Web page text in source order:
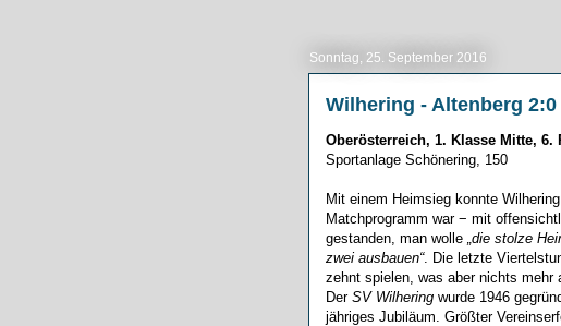
Sonntag, 25. September 2016
Wilhering - Altenberg 2:0
Oberösterreich, 1. Klasse Mitte, 6.
Sportanlage Schönering, 150
Mit einem Heimsieg konnte
Matchprogramm war − mit
gestanden, man wolle „die stolze
zwei ausbauen“. Die letzte
zehnt spielen, was aber nichts mehr
Der SV Wilhering wurde 1946
jähriges Jubiläum. Größter